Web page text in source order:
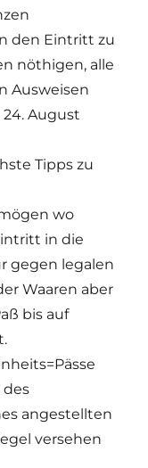
den Eintritt zu
nöthigen, alle
Ausweisen
August
Tipps zu
wo
in die
gegen legalen
Waaren aber
bis auf
angestellten
versehen